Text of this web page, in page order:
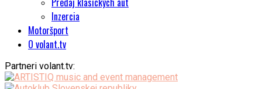
Inzercia
Motoršport
O volant.tv
Partneri volant.tv: